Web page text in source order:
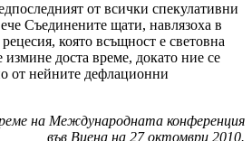
от всички спекулативни
Съединените щати, навлязоха в
която всъщност е световна
доста време, докато ние се
от нейните дефлационни
на Международната конференция
във Виена на 27 октомври 2010.